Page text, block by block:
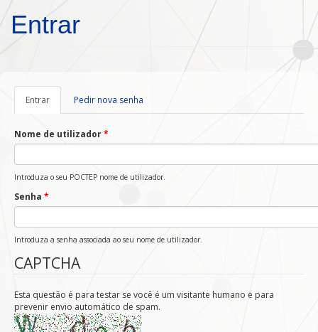
Passar para o conteúdo principal
Entrar
Entrar (separador
ativo)
Pedir nova senha
Nome de utilizador*
Introduza o seu POCTEP nome de utilizador.
Senha *
Introduza a senha associada ao seu nome de utilizador.
CAPTCHA
Esta questão é para testar se você é um visitante humano e para
prevenir envio automático de spam.